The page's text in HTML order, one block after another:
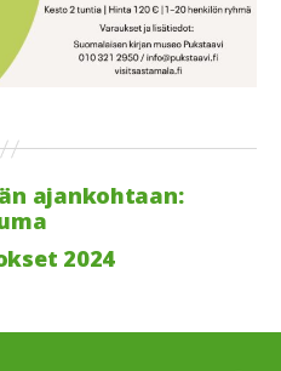
ajankohtaan:
2024